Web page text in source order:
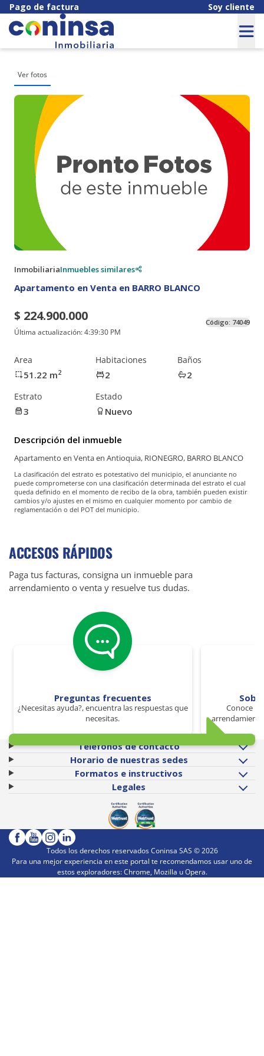
Pago de factura Soy cliente
Ver fotos
InmobiliariaInmuebles similares
Apartamento en Venta en BARRO BLANCO
$ 224.900.000
Última actualización:4:39:30 PM
Código: 74049
Area
51.22 m2
Habitaciones
2
Baños
2
Estrato
3
Estado
Nuevo
Descripción del inmueble
Apartamento en Venta en Antioquia, RIONEGRO, BARRO BLANCO
La clasificación del estrato es potestativo del municipio, el anunciante no
puede comprometerse con una clasificación determinada del estrato el cual
queda definido en el momento de recibo de la obra, también pueden existir
cambios y/o ajustes en el mismo en cualquier momento por cambio de
reglamentación o del POT del municipio.
ACCESOS RÁPIDOS
Paga tus facturas, consigna un inmueble para
arrendamiento o venta y resuelve tus dudas.
Preguntas frecuentes
¿Necesitas ayuda?, encuentra las respuestas que
necesitas.
Conoce
Teléfonos de contacto
Horario de nuestras sedes
Formatos e instructivos
Legales
Todos los derechos reservados Coninsa SAS ©2026
Para una mejor experiencia en este portal te recomendamos usar uno de
estos exploradores: Chrome, Mozilla u Opera.